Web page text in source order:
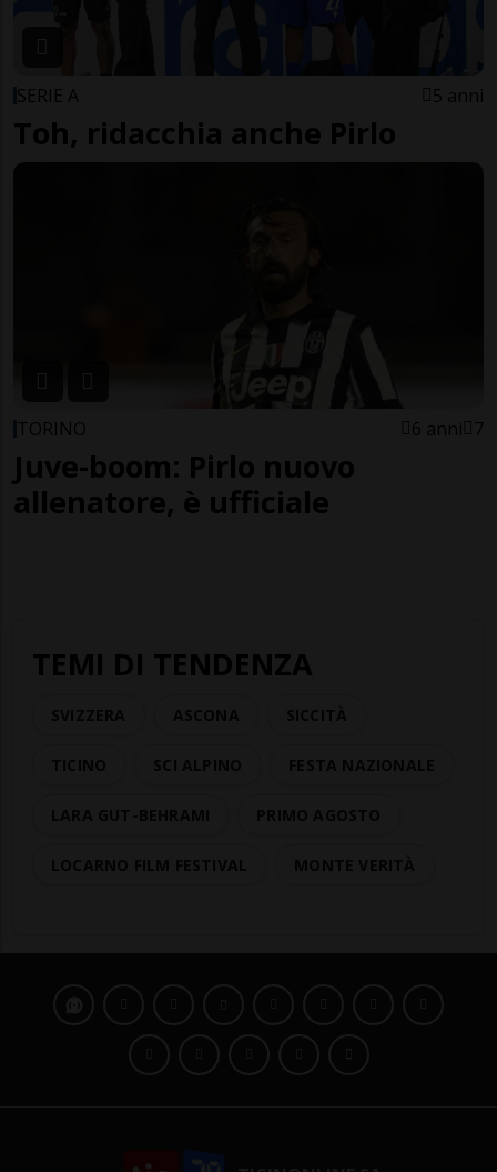
SERIE A 5 anni
Toh, ridacchia anche Pirlo
TORINO 6 anni 7
Juve-boom: Pirlo nuovo
allenatore, è ufficiale
TEMI DI TENDENZA